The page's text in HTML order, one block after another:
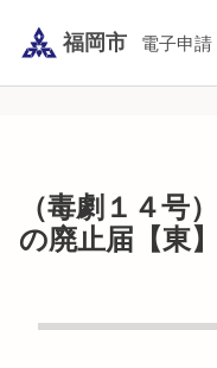
福岡市 電子申請
（毒劇１４号
の廃止届【東】